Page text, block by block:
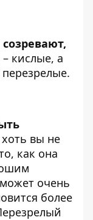
созревают,
кислые, а
вы не
как она
очень
более